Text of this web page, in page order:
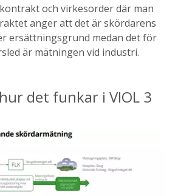
och virkesorder där man
anger att det är skördarens
ersättningsgrund medan det för
är mätningen vid industri.
det funkar i VIOL 3